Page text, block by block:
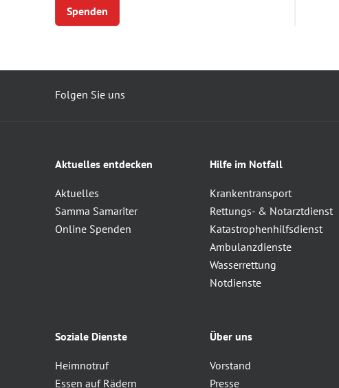
Spenden
Folgen Sie uns
Aktuelles entdecken
Aktuelles
Samma Samariter
Online Spenden
Hilfe im Notfall
Krankentransport
Rettungs- & Notarztdienst
Katastrophenhilfsdienst
Ambulanzdienste
Wasserrettung
Notdienste
Soziale Dienste
Heimnotruf
Essen auf Rädern
Über uns
Vorstand
Presse